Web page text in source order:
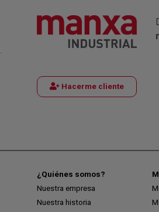
Hacerme cliente
¿Quiénes somos?
Nuestra empresa
Nuestra historia